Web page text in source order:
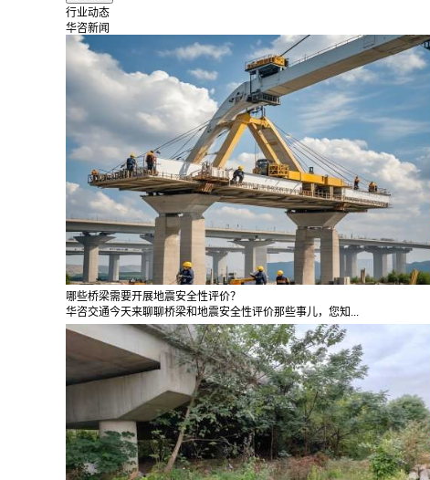
行业动态
华咨新闻
哪些桥梁需要开展地震安全性评价？
华咨交通今天来聊聊桥梁和地震安全性评价那些事儿，您知...